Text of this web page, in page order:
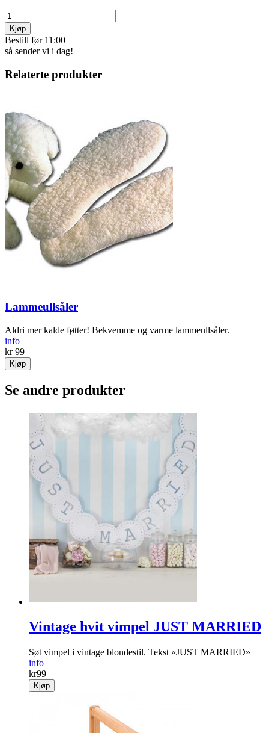
Kjøp
Bestill før 11:00
så sender vi i dag!
Relaterte produkter
Lammeullsåler
Aldri mer kalde føtter! Bekvemme og varme lammeullsåler.
info
kr 99
Kjøp
Se andre produkter
Vintage hvit vimpel JUST MARRIED
Søt vimpel i vintage blondestil. Tekst «JUST MARRIED»
info
kr99
Kjøp